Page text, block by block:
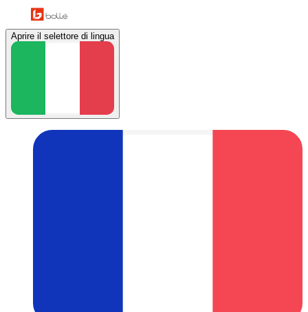
Aprire il selettore di lingua